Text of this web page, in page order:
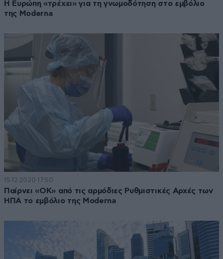
Η Ευρώπη «τρέχει» για τη γνωμοδότηση στο εμβόλιο
της Moderna
15·12·2020 17:50
Παίρνει «ΟΚ» από τις αρμόδιες Ρυθμιστικές Αρχές των
ΗΠΑ το εμβόλιο της Moderna